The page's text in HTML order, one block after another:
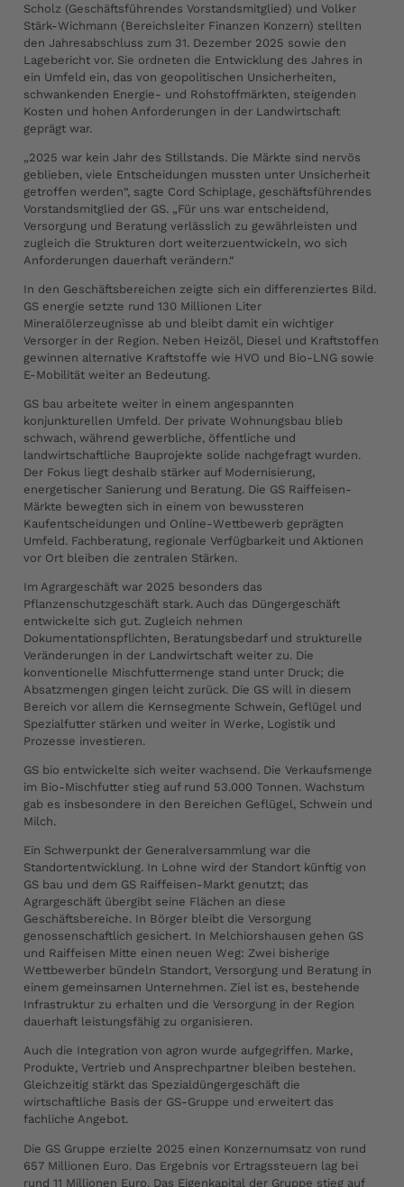
Scholz (Geschäftsführendes Vorstandsmitglied) und Volker
Stärk-Wichmann (Bereichsleiter Finanzen Konzern) stellten
den Jahresabschluss zum 31. Dezember 2025 sowie den
Lagebericht vor. Sie ordneten die Entwicklung des Jahres in
ein Umfeld ein, das von geopolitischen Unsicherheiten,
schwankenden Energie- und Rohstoffmärkten, steigenden
Kosten und hohen Anforderungen in der Landwirtschaft
geprägt war.
„2025 war kein Jahr des Stillstands. Die Märkte sind nervös
geblieben, viele Entscheidungen mussten unter Unsicherheit
getroffen werden“, sagte Cord Schiplage, geschäftsführendes
Vorstandsmitglied der GS. „Für uns war entscheidend,
Versorgung und Beratung verlässlich zu gewährleisten und
zugleich die Strukturen dort weiterzuentwickeln, wo sich
Anforderungen dauerhaft verändern.“
In den Geschäftsbereichen zeigte sich ein differenziertes Bild.
GS energie setzte rund 130 Millionen Liter
Mineralölerzeugnisse ab und bleibt damit ein wichtiger
Versorger in der Region. Neben Heizöl, Diesel und Kraftstoffen
gewinnen alternative Kraftstoffe wie HVO und Bio-LNG sowie
E-Mobilität weiter an Bedeutung.
GS bau arbeitete weiter in einem angespannten
konjunkturellen Umfeld. Der private Wohnungsbau blieb
schwach, während gewerbliche, öffentliche und
landwirtschaftliche Bauprojekte solide nachgefragt wurden.
Der Fokus liegt deshalb stärker auf Modernisierung,
energetischer Sanierung und Beratung. Die GS Raiffeisen-
Märkte bewegten sich in einem von bewussteren
Kaufentscheidungen und Online-Wettbewerb geprägten
Umfeld. Fachberatung, regionale Verfügbarkeit und Aktionen
vor Ort bleiben die zentralen Stärken.
Im Agrargeschäft war 2025 besonders das
Pflanzenschutzgeschäft stark. Auch das Düngergeschäft
entwickelte sich gut. Zugleich nehmen
Dokumentationspflichten, Beratungsbedarf und strukturelle
Veränderungen in der Landwirtschaft weiter zu. Die
konventionelle Mischfuttermenge stand unter Druck; die
Absatzmengen gingen leicht zurück. Die GS will in diesem
Bereich vor allem die Kernsegmente Schwein, Geflügel und
Spezialfutter stärken und weiter in Werke, Logistik und
Prozesse investieren.
GS bio entwickelte sich weiter wachsend. Die Verkaufsmenge
im Bio-Mischfutter stieg auf rund 53.000 Tonnen. Wachstum
gab es insbesondere in den Bereichen Geflügel, Schwein und
Milch.
Ein Schwerpunkt der Generalversammlung war die
Standortentwicklung. In Lohne wird der Standort künftig von
GS bau und dem GS Raiffeisen-Markt genutzt; das
Agrargeschäft übergibt seine Flächen an diese
Geschäftsbereiche. In Börger bleibt die Versorgung
genossenschaftlich gesichert. In Melchiorshausen gehen GS
und Raiffeisen Mitte einen neuen Weg: Zwei bisherige
Wettbewerber bündeln Standort, Versorgung und Beratung in
einem gemeinsamen Unternehmen. Ziel ist es, bestehende
Infrastruktur zu erhalten und die Versorgung in der Region
dauerhaft leistungsfähig zu organisieren.
Auch die Integration von agron wurde aufgegriffen. Marke,
Produkte, Vertrieb und Ansprechpartner bleiben bestehen.
Gleichzeitig stärkt das Spezialdüngergeschäft die
wirtschaftliche Basis der GS-Gruppe und erweitert das
fachliche Angebot.
Die GS Gruppe erzielte 2025 einen Konzernumsatz von rund
657 Millionen Euro. Das Ergebnis vor Ertragssteuern lag bei
rund 11 Millionen Euro. Das Eigenkapital der Gruppe stieg auf